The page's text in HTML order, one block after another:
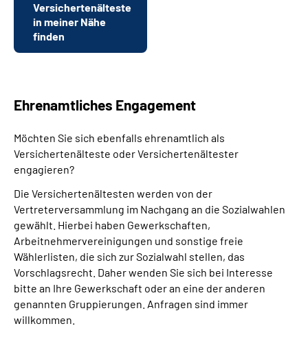
Versichertenälteste
in meiner Nähe
finden
Ehrenamtliches Engagement
Möchten Sie sich ebenfalls ehrenamtlich als
Versichertenälteste oder Versichertenältester
engagieren?
Die Versichertenältesten werden von der
Vertreterversammlung im Nachgang an die Sozialwahlen
gewählt. Hierbei haben Gewerkschaften,
Arbeitnehmervereinigungen und sonstige freie
Wählerlisten, die sich zur Sozialwahl stellen, das
Vorschlagsrecht. Daher wenden Sie sich bei Interesse
bitte an Ihre Gewerkschaft oder an eine der anderen
genannten Gruppierungen. Anfragen sind immer
willkommen.